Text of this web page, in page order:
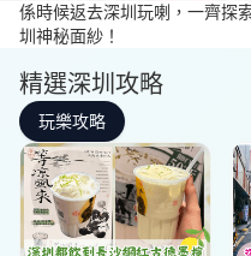
係時候返去深圳玩喇，一齊探
圳神秘面紗！
精選深圳攻略
玩樂攻略